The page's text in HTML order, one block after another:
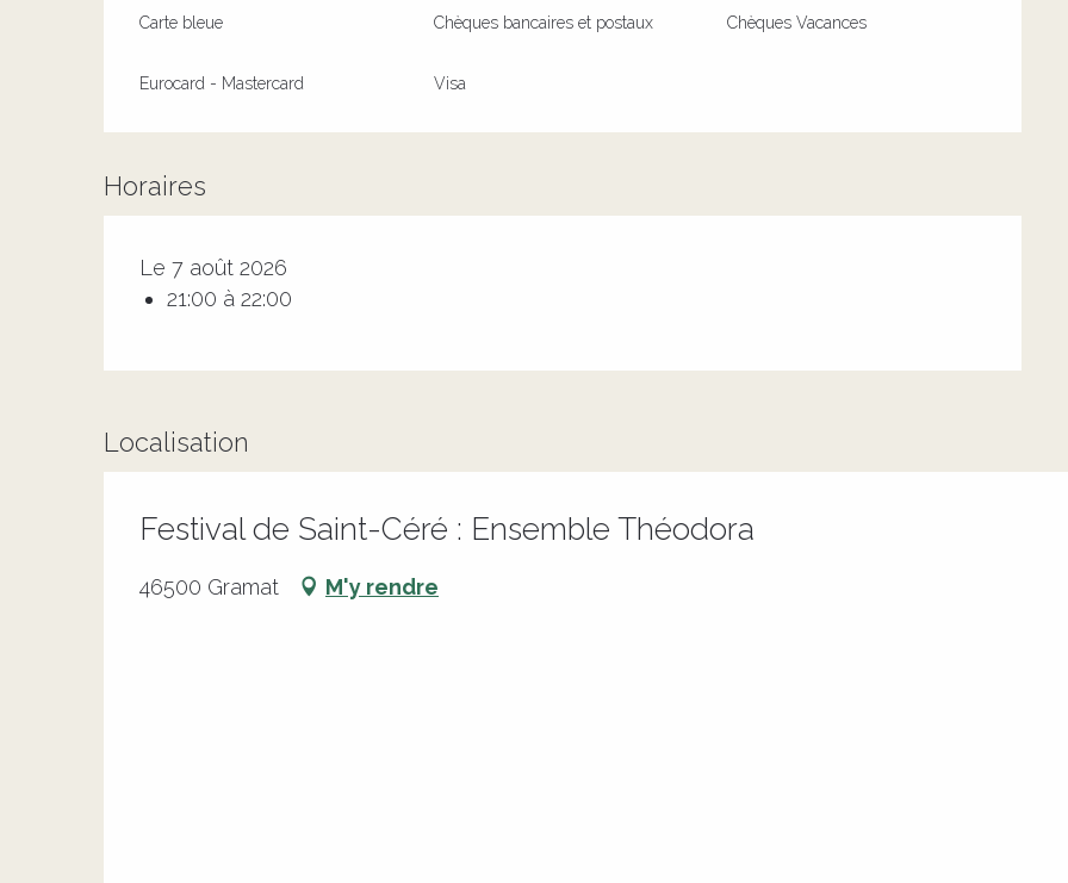
Carte bleue Chèques bancaires et postaux Chèques Vacances
Eurocard - Mastercard Visa
Horaires
Le 7 août 2026
21:00 à 22:00
Localisation
Festival de Saint-Céré : Ensemble Théodora
46500 Gramat M'y rendre